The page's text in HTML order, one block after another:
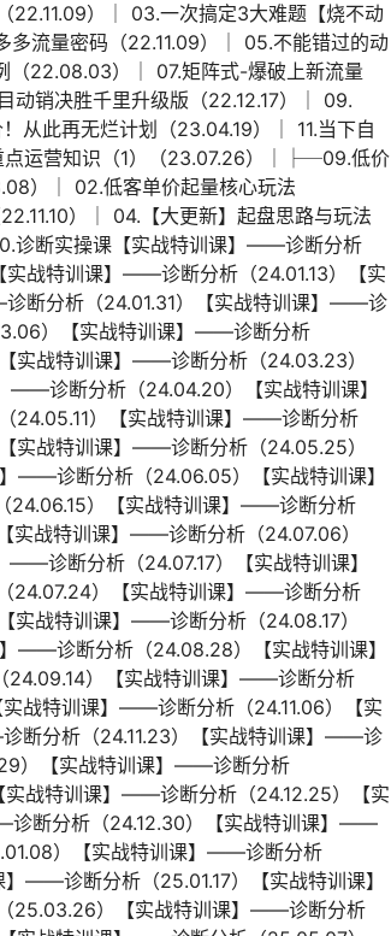
22.11.09）│ 03.一次搞定3大难题【烧不动
流量密码（22.11.09）│ 05.不能错过的动
（22.08.03）│ 07.矩阵式-爆破上新流量
销决胜千里升级版（22.12.17）│ 09.
从此再无烂计划（23.04.19）│ 11.当下自
点运营知识（1）（23.07.26）│├─09.低价
）│ 02.低客单价起量核心玩法
）│ 04.【大更新】起盘思路与玩法
断实操课【实战特训课】——诊断分析
实战特训课】——诊断分析（24.01.13）【实
断分析（24.01.31）【实战特训课】——诊
）【实战特训课】——诊断分析
实战特训课】——诊断分析（24.03.23）
——诊断分析（24.04.20）【实战特训课】
）【实战特训课】——诊断分析
实战特训课】——诊断分析（24.05.25）
——诊断分析（24.06.05）【实战特训课】
）【实战特训课】——诊断分析
实战特训课】——诊断分析（24.07.06）
诊断分析（24.07.17）【实战特训课】
）【实战特训课】——诊断分析
实战特训课】——诊断分析（24.08.17）
——诊断分析（24.08.28）【实战特训课】
）【实战特训课】——诊断分析
战特训课】——诊断分析（24.11.06）【实
断分析（24.11.23）【实战特训课】——诊
）【实战特训课】——诊断分析
实战特训课】——诊断分析（24.12.25）【实
断分析（24.12.30）【实战特训课】——
）【实战特训课】——诊断分析
】——诊断分析（25.01.17）【实战特训课】
25.03.26）【实战特训课】——诊断分析